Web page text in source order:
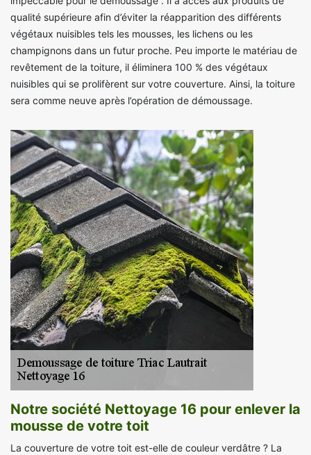
qualité supérieure afin d’éviter la réapparition des différents
végétaux nuisibles tels les mousses, les lichens ou les
champignons dans un futur proche. Peu importe le matériau de
revêtement de la toiture, il éliminera 100 % des végétaux
nuisibles qui se prolifèrent sur votre couverture. Ainsi, la toiture
sera comme neuve après l’opération de démoussage.
Notre société Nettoyage 16 pour enlever la
mousse de votre toit
La couverture de votre toit est-elle de couleur verdâtre ? La